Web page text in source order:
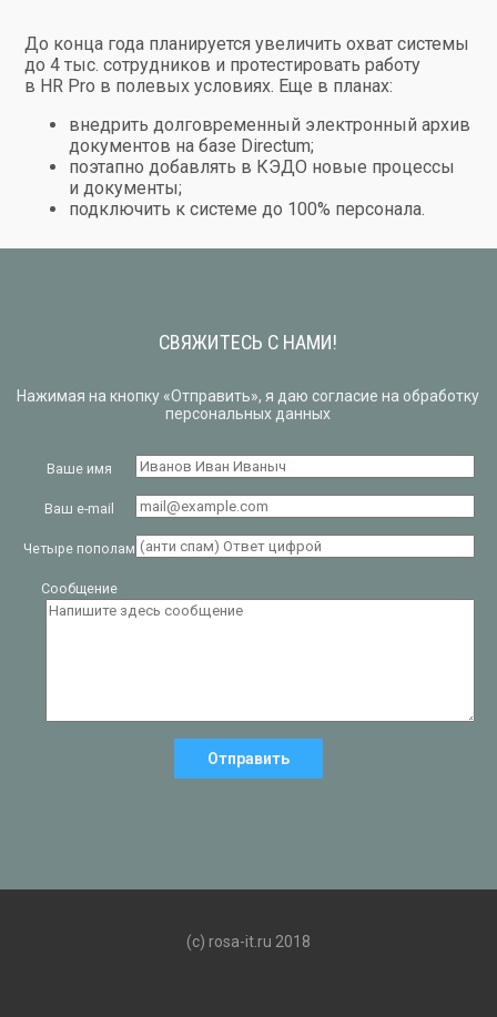
До конца года планируется увеличить охват системы
до 4 тыс. сотрудников и протестировать работу
в HR Pro в полевых условиях. Еще в планах:
внедрить долговременный электронный архив
документов на базе Directum;
поэтапно добавлять в КЭДО новые процессы
и документы;
подключить к системе до 100% персонала.
СВЯЖИТЕСЬ С НАМИ!
Нажимая на кнопку «Отправить», я даю согласие на обработку
персональных данных
Ваше имя
Ваш e-mail
Четыре пополам
Сообщение
(c) rosa-it.ru 2018